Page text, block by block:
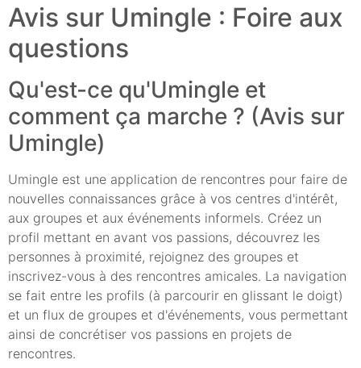
Avis sur Umingle : Foire aux
questions
Qu'est-ce qu'Umingle et
comment ça marche ? (Avis sur
Umingle)
Umingle est une application de rencontres pour faire de
nouvelles connaissances grâce à vos centres d'intérêt,
aux groupes et aux événements informels. Créez un
profil mettant en avant vos passions, découvrez les
personnes à proximité, rejoignez des groupes et
inscrivez-vous à des rencontres amicales. La navigation
se fait entre les profils (à parcourir en glissant le doigt)
et un flux de groupes et d'événements, vous permettant
ainsi de concrétiser vos passions en projets de
rencontres.